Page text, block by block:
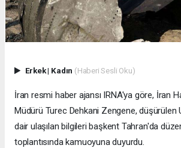
Erkek| Kadın (Haberi Sesli Oku)
İran resmi haber ajansı IRNA'ya göre, İran
Müdürü Turec Dehkani Zengene, düşürülen
dair ulaşılan bilgileri başkent Tahran'da
toplantısında kamuoyuna duyurdu.